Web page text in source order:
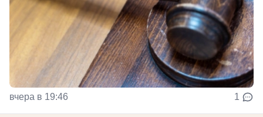
вчера в 19:46 1